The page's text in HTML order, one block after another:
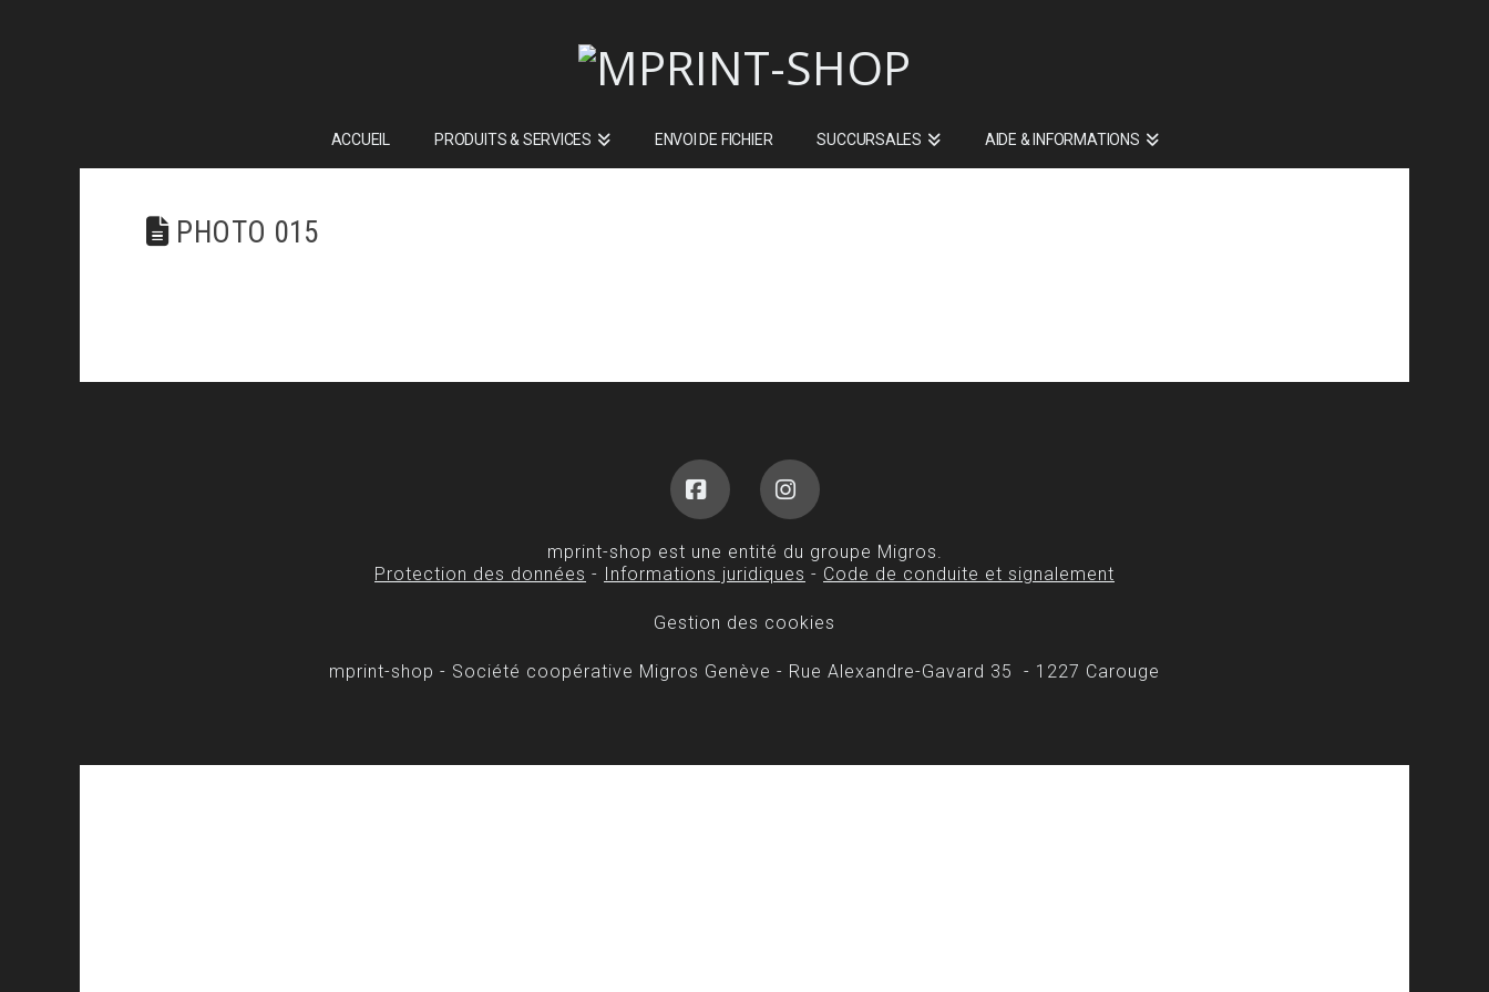
ACCUEIL PRODUITS & SERVICES ENVOI DE FICHIER SUCCURSALES AIDE & INFORMATIONS
PHOTO 015
FacebookInstagram
mprint-shop est une entité du groupe Migros.
Protection des données - Informations juridiques - Code de conduite et signalement
Gestion des cookies
mprint-shop - Société coopérative Migros Genève - Rue Alexandre-Gavard 35 - 1227 Carouge